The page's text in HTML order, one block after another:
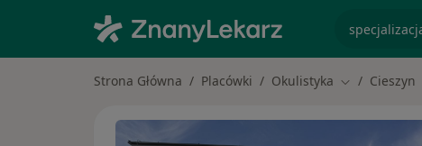
Strona Główna Placówki Okulistyka Zmień miasto
Cieszyn